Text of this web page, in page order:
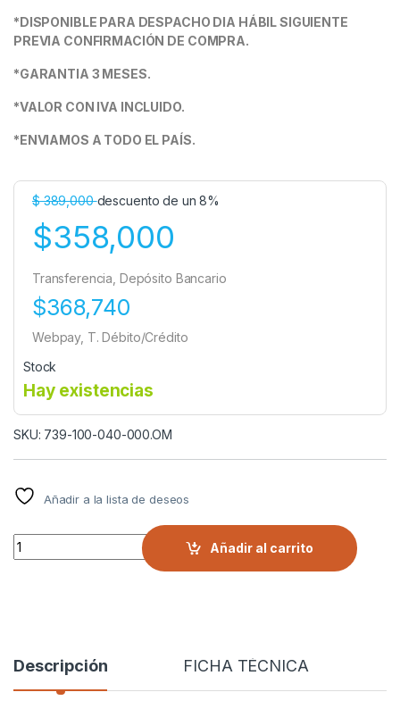
*DISPONIBLE PARA DESPACHO DIA HÁBIL SIGUIENTE
PREVIA CONFIRMACIÓN DE COMPRA.
*GARANTIA 3 MESES.
*VALOR CON IVA INCLUIDO.
*ENVIAMOS A TODO EL PAÍS.
$389,000descuento de un 8%
$358,000
Transferencia, Depósito Bancario
$368,740
Webpay, T. Débito/Crédito
Stock
Hay existencias
SKU: 739-100-040-000.OM
Añadir a la lista de deseos
PASTECA DOBLE CON GANCHO 4t GORILA. quantity
Añadir al carrito
Descripción FICHA TÉCNICA